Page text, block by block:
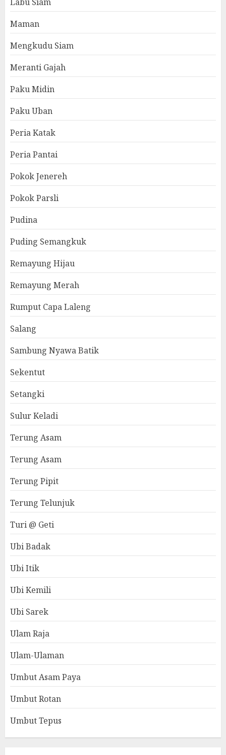
Maman
Mengkudu Siam
Meranti Gajah
Paku Midin
Paku Uban
Peria Katak
Peria Pantai
Pokok Jenereh
Pokok Parsli
Pudina
Puding Semangkuk
Remayung Hijau
Remayung Merah
Rumput Capa Laleng
Salang
Sambung Nyawa Batik
Sekentut
Setangki
Sulur Keladi
Terung Asam
Terung Asam
Terung Pipit
Terung Telunjuk
Turi @ Geti
Ubi Badak
Ubi Itik
Ubi Kemili
Ubi Sarek
Ulam Raja
Ulam-Ulaman
Umbut Asam Paya
Umbut Rotan
Umbut Tepus